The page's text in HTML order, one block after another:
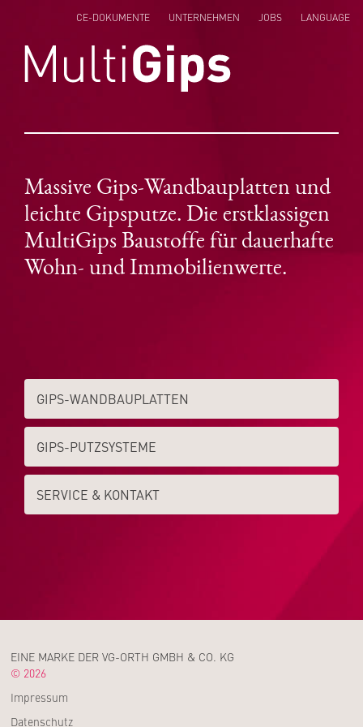
CE-DOKUMENTE UNTERNEHMEN JOBS
LANGUAGE
Massive Gips-Wandbauplatten und
leichte Gipsputze. Die erstklassigen
MultiGips Baustoffe für dauerhafte
Wohn- und Immobilienwerte.
GIPS-WAND­­BAUPLATTEN
GIPS-PUTZSYSTEME
SERVICE & KONTAKT
EINE MARKE DER VG-ORTH GMBH & CO. KG
© 2026
Impressum
Datenschutz